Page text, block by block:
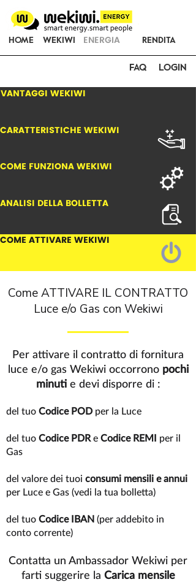
HOME WEKIWI ENERGIA RENDITA
FAQ LOGIN
VANTAGGI WEKIWI
CARATTERISTICHE WEKIWI
COME FUNZIONA WEKIWI
ANALISI DELLA BOLLETTA
COME ATTIVARE WEKIWI
Come ATTIVARE IL CONTRATTO
Luce e/o Gas con Wekiwi
Per attivare il contratto di fornitura
luce e/o gas Wekiwi occorrono pochi
minuti e devi disporre di :
del tuo Codice POD per la Luce
del tuo Codice PDR e Codice REMI per il
Gas
del valore dei tuoi consumi mensili e annui
per Luce e Gas (vedi la tua bolletta)
del tuo Codice IBAN (per addebito in
conto corrente)
Contatta un Ambassador Wekiwi per
farti suggerire la Carica mensile